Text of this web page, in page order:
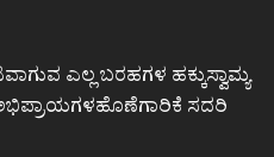
ಎಲ್ಲ ಬರಹಗಳ ಹಕ್ಕುಸ್ವಾಮ್ಯ
ಸದರಿ